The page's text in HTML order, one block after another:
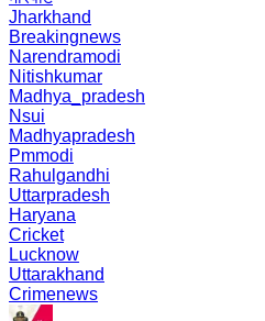
Jharkhand
Breakingnews
Narendramodi
Nitishkumar
Madhya_pradesh
Nsui
Madhyapradesh
Pmmodi
Rahulgandhi
Uttarpradesh
Haryana
Cricket
Lucknow
Uttarakhand
Crimenews